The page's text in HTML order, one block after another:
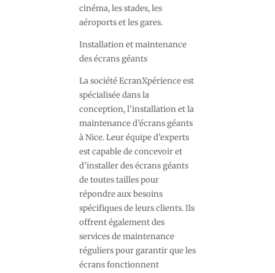
cinéma, les stades, les
aéroports et les gares.
Installation et maintenance
des écrans géants
La société EcranXpérience est
spécialisée dans la
conception, l’installation et la
maintenance d’écrans géants
à Nice. Leur équipe d’experts
est capable de concevoir et
d’installer des écrans géants
de toutes tailles pour
répondre aux besoins
spécifiques de leurs clients. Ils
offrent également des
services de maintenance
réguliers pour garantir que les
écrans fonctionnent